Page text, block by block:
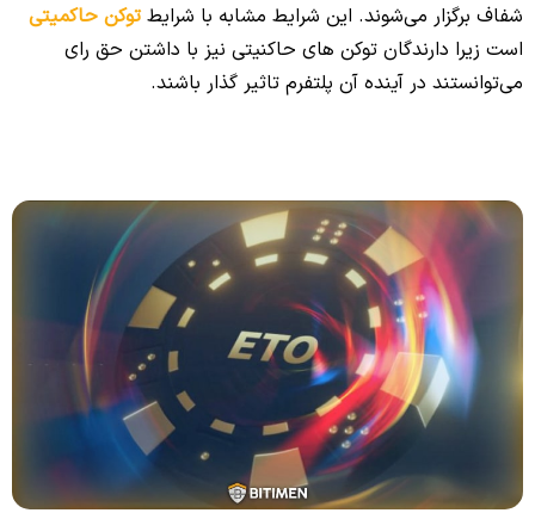
شفاف برگزار می‌شوند. این شرایط مشابه با شرایطتوکن حاکمیتی
است زیرا دارندگان توکن‌ های حاکنیتی نیز با داشتن حق رای
می‌توانستند در آینده آن پلتفرم تاثیر گذار باشند.